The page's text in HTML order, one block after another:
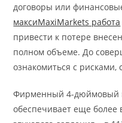
договоры или
максиMaxiMarkets работа
привести к потере
полном объеме. До
ознакомиться с
Фирменный 4-дюймовый
обеспечивает еще